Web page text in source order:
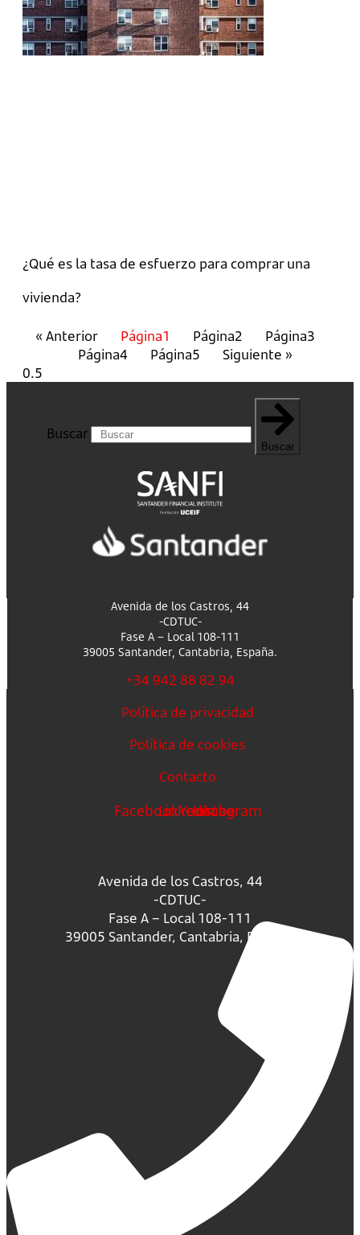
¿Qué es la tasa de esfuerzo para comprar una
vivienda?
« Anterior Página1 Página2 Página3
Página4 Página5 Siguiente »
Buscar
Buscar
Avenida de los Castros, 44
-CDTUC-
Fase A – Local 108-111
39005 Santander, Cantabria, España.
+34 942 88 82 94
Política de privacidad
Política de cookies
Contacto
FacebookLinkedin
Youtube
Instagram
Avenida de los Castros, 44
-CDTUC-
Fase A – Local 108-111
39005 Santander, Cantabria, España.